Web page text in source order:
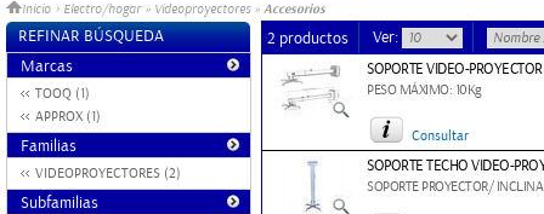
Inicio > Electro/hogar » Videoproyectores » Accesorios
REFINAR BÚSQUEDA
Marcas
TOOQ (1)
APPROX (1)
Familias
VIDEOPROYECTORES (2)
Subfamilias
2 productos Ver:
SOPORTE VIDEO-
PESO MÁXIMO: 10Kg
Consultar
SOPORTE TECHO VIDEO-
SOPORTE PROYECTOR/